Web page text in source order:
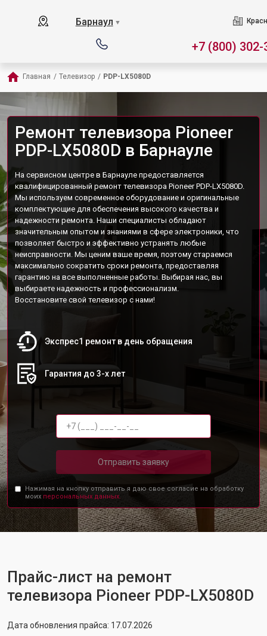
Барнаул ▼
+7 (800) 302-
Главная / Телевизор / PDP-LX5080D
Ремонт телевизора Pioneer
PDP-LX5080D в Барнауле
На сервисном центре в Барнауле предоставляется
квалифицированный ремонт телевизора Pioneer PDP-LX5080D.
Мы используем современное оборудование и оригинальные
комплектующие для обеспечения высокого качества и
надежности ремонта. Наши специалисты обладают
значительным опытом и знаниями в сфере электроники, что
позволяет быстро и эффективно устранять любые
неисправности. Мы ценим ваше время, поэтому стараемся
максимально сократить сроки ремонта, предоставляя
гарантию на все выполненные работы. Выбирая нас, вы
выбираете надежность и профессионализм.
Восстановите свой телевизор с нами!
Экспрес1 ремонт в день обращения
Гарантия до 3-х лет
Отправить заявку
Нажимая на кнопку отправить я даю свое согласие на обработку
моих персональных данных.
Прайс-лист на ремонт
телевизора Pioneer PDP-LX5080D
Дата обновления прайса: 17.07.2026